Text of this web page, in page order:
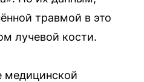
травмой в это
лучевой кости.
медицинской